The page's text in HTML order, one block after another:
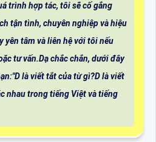
trình hợp tác, tôi sẽ cố gắng
tận tình, chuyên nghiệp và hiệu
yên tâm và liên hệ với tôi nếu
tư vấn.Dạ chắc chắn, dưới đây
là viết tắt của từ gì?D là viết
nhau trong tiếng Việt và tiếng